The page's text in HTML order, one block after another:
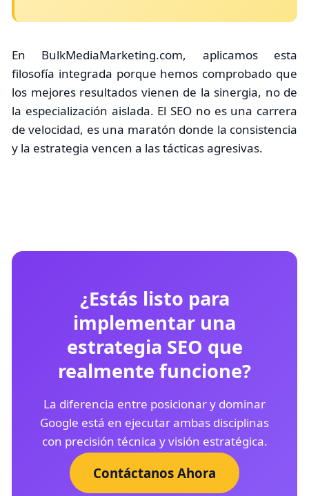
En BulkMediaMarketing.com, aplicamos esta
filosofía integrada porque hemos comprobado que
los mejores resultados vienen de la sinergia, no de
la especialización aislada. El SEO no es una carrera
de velocidad, es una maratón donde la consistencia
y la estrategia vencen a las tácticas agresivas.
¿Estás listo para
implementar una
estrategia SEO que
realmente funcione?
La diferencia entre posicionar y dominar
Google está en ejecutar ambas disciplinas
con precisión técnica y visión estratégica.
Contáctanos Ahora